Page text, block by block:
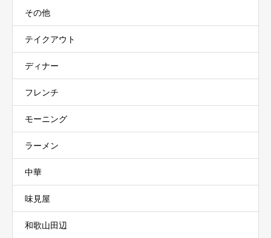
その他
テイクアウト
ディナー
フレンチ
モーニング
ラーメン
中華
味見屋
和歌山田辺